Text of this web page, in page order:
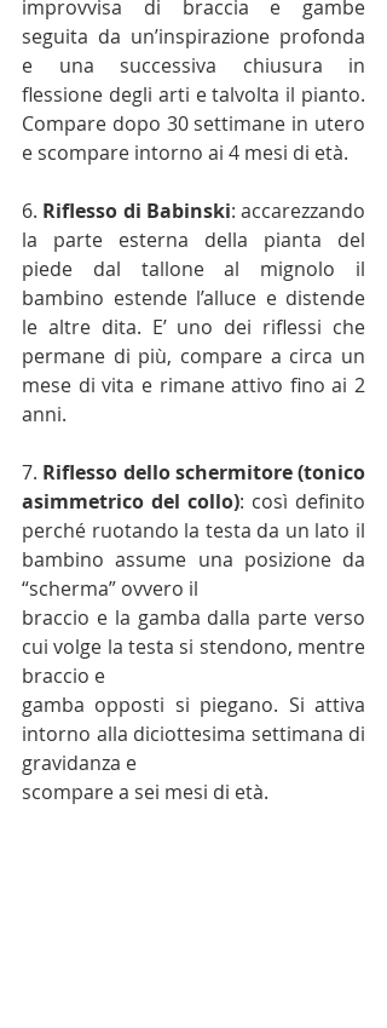
improvvisa di braccia e gambe
seguita da un’inspirazione profonda
e una successiva chiusura in
flessione degli arti e talvolta il pianto.
Compare dopo 30 settimane in utero
e scompare intorno ai 4 mesi di età.
6. Riflesso di Babinski: accarezzando
la parte esterna della pianta del
piede dal tallone al mignolo il
bambino estende l’alluce e distende
le altre dita. E’ uno dei riflessi che
permane di più, compare a circa un
mese di vita e rimane attivo fino ai 2
anni.
7. Riflesso dello schermitore (tonico
asimmetrico del collo): così definito
perché ruotando la testa da un lato il
bambino assume una posizione da
“scherma” ovvero il
braccio e la gamba dalla parte verso
cui volge la testa si stendono, mentre
braccio e
gamba opposti si piegano. Si attiva
intorno alla diciottesima settimana di
gravidanza e
scompare a sei mesi di età.